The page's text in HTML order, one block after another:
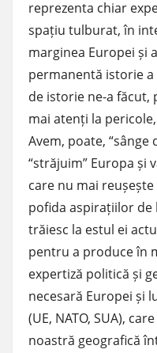
reprezenta chiar
spațiu tulburat, în
marginea Europei și
permanentă istorie
de istorie ne-a făcut,
mai atenți la
Avem, poate,
“străjuim” Europa și
care nu mai
pofida aspirațiilor de
trăiesc la estul ei
pentru a produce în
expertiză politică și
necesară Europei și
(UE, NATO, SUA),
noastră geografică